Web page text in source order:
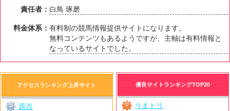
責任者： 白鳥 琢磨
料金体系：有料制の競馬情報提供サイトになります。
無料コンテンツもあるようですが、主軸は有料情報と
なっているサイトでした。
優良サイトランキングTOP20
うまトリ
アクセスランキング上昇サイト
原点